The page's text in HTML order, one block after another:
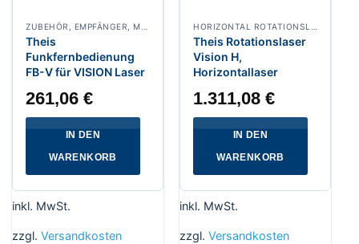
Theis
Funkfernbedienung
FB-V für VISION Laser
261,06€
IN DEN
WARENKORB
inkl. MwSt.
zzgl. Versandkosten
Theis Rotationslaser
Vision H,
Horizontallaser
1.311,08€
IN DEN
WARENKORB
inkl. MwSt.
zzgl. Versandkosten